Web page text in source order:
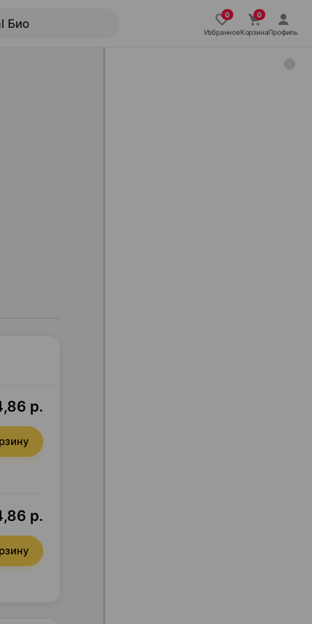
ИзбранноеКорзинаПрофиль
р.
р.